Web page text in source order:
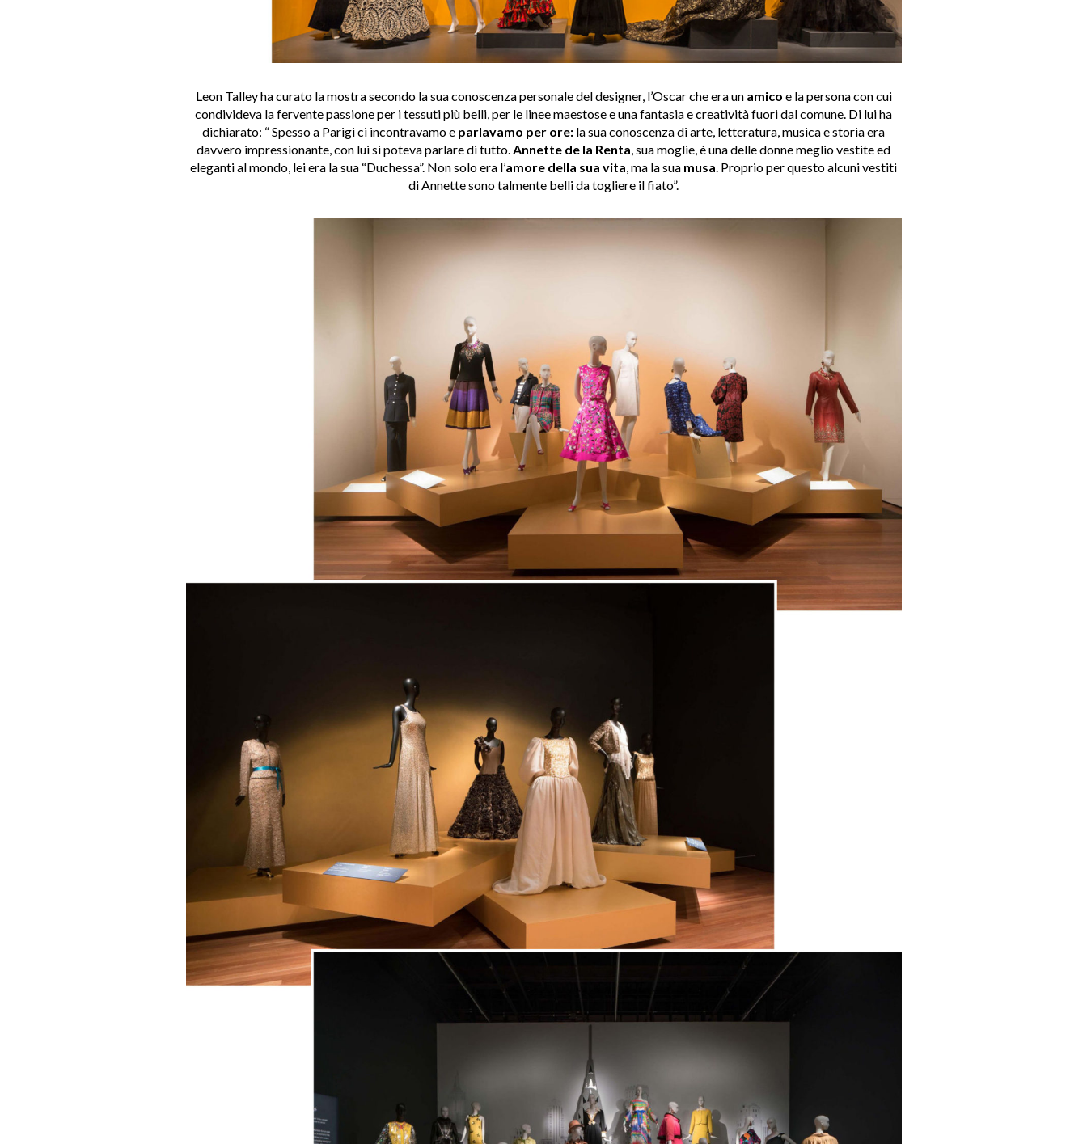
Leon Talley ha curato la mostra secondo la sua conoscenza personale del designer, l’Oscar che era un amico e la persona con cui
condivideva la fervente passione per i tessuti più belli, per le linee maestose e una fantasia e creatività fuori dal comune. Di lui ha
dichiarato: “ Spesso a Parigi ci incontravamo e parlavamo per ore: la sua conoscenza di arte, letteratura, musica e storia era
davvero impressionante, con lui si poteva parlare di tutto.Annette de la Renta, sua moglie, è una delle donne meglio vestite ed
eleganti al mondo, lei era la sua “Duchessa”. Non solo era l’amore della sua vita, ma la sua musa. Proprio per questo alcuni vestiti
di Annette sono talmente belli da togliere il fiato”.